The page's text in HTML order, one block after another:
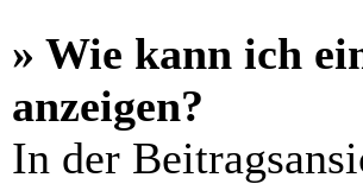
» Wie kann ich
anzeigen?
In der